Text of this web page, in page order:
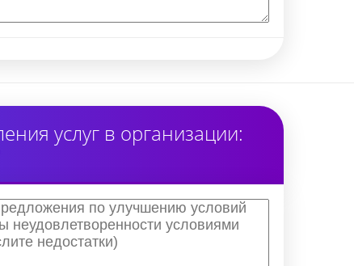
услуг в организации: